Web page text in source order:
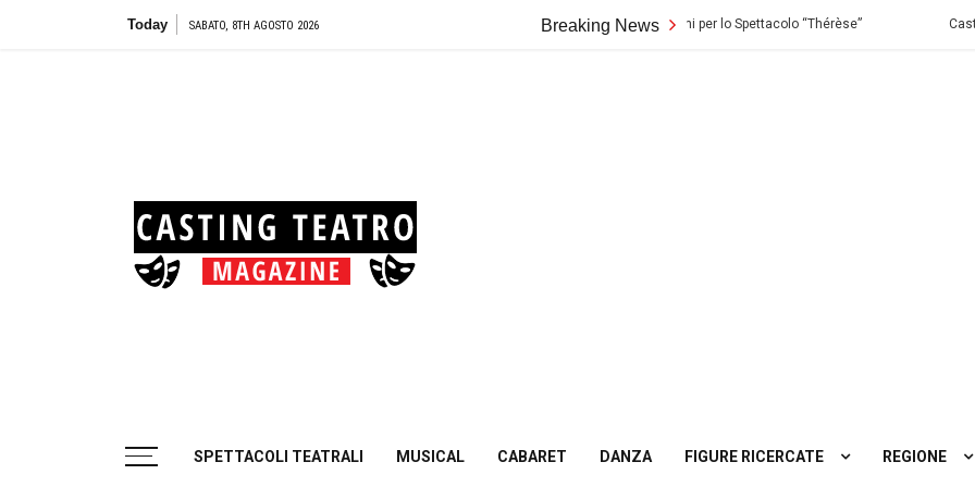
Today SABATO, 8TH AGOSTO 2026 Breaking News
Teatro Biondo di Palermo: Audizioni per lo Spettacolo “Thérèse” Casting
SPETTACOLI TEATRALI MUSICAL CABARET DANZA FIGURE RICERCATE REGIONE